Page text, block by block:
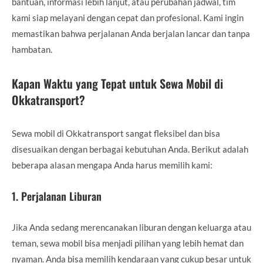
kami siap melayani dengan cepat dan profesional. Kami ingin
memastikan bahwa perjalanan Anda berjalan lancar dan tanpa
hambatan.
Kapan Waktu yang Tepat untuk Sewa Mobil di
Okkatransport?
Sewa mobil di Okkatransport sangat fleksibel dan bisa
disesuaikan dengan berbagai kebutuhan Anda. Berikut adalah
beberapa alasan mengapa Anda harus memilih kami:
1. Perjalanan Liburan
Jika Anda sedang merencanakan liburan dengan keluarga atau
teman, sewa mobil bisa menjadi pilihan yang lebih hemat dan
nyaman. Anda bisa memilih kendaraan yang cukup besar untuk